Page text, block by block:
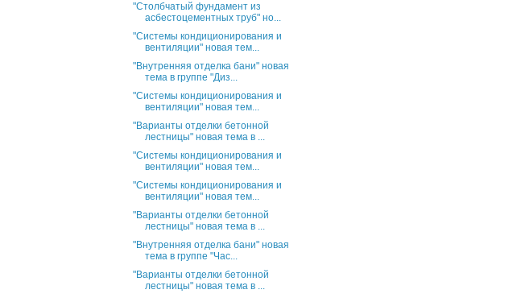
"Столбчатый фундамент из
асбестоцементных труб" но...
"Системы кондиционирования и
вентиляции" новая тем...
"Внутренняя отделка бани" новая
тема в группе "Диз...
"Системы кондиционирования и
вентиляции" новая тем...
"Варианты отделки бетонной
лестницы" новая тема в ...
"Системы кондиционирования и
вентиляции" новая тем...
"Системы кондиционирования и
вентиляции" новая тем...
"Варианты отделки бетонной
лестницы" новая тема в ...
"Внутренняя отделка бани" новая
тема в группе "Час...
"Варианты отделки бетонной
лестницы" новая тема в ...